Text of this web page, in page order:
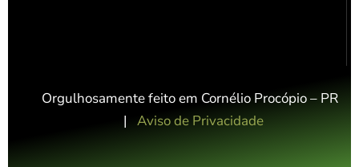
Orgulhosamente feito em Cornélio Procópio – PR
| Aviso de Privacidade